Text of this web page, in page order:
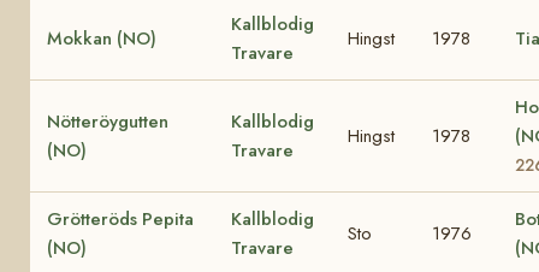
Mokkan (NO)
Kallblodig
Travare
Hingst 1978
Nötteröygutten
(NO)
Kallblodig
Travare
Hingst 1978
Grötteröds Pepita
(NO)
Kallblodig
Travare
Sto 1976